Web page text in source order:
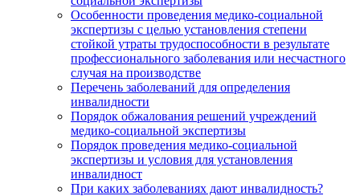
Особенности проведения медико-социальной
экспертизы с целью установления степени
стойкой утраты трудоспособности в результате
профессионального заболевания или несчастного
случая на производстве
Перечень заболеваний для определения
инвалидности
Порядок обжалования решений учреждений
медико-социальной экспертизы
Порядок проведения медико-социальной
экспертизы и условия для установления
инвалидност
При каких заболеваниях дают инвалидность?